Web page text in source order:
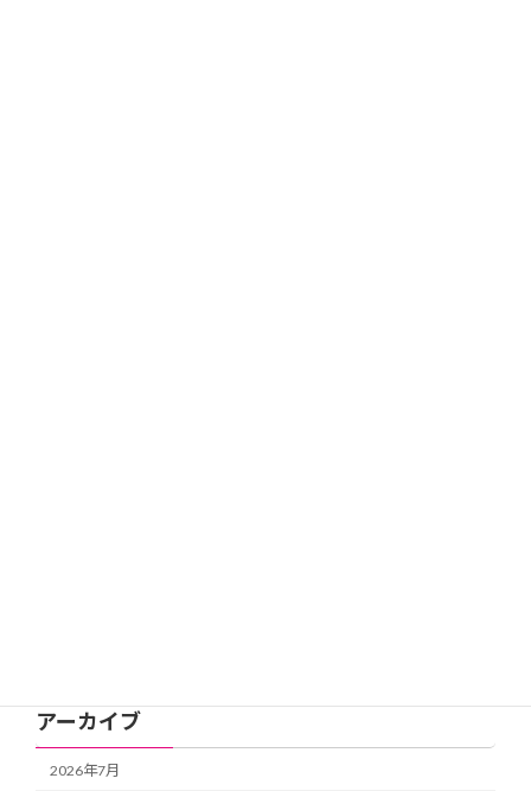
アーカイブ
2026年7月